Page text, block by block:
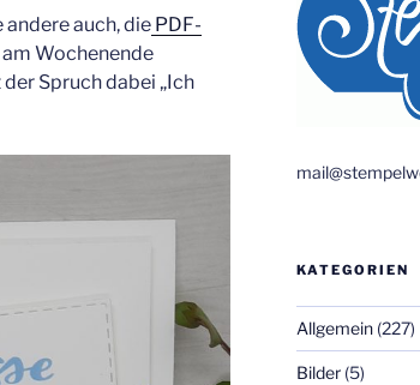
andere auch, die PDF-
Wochenende
Spruch dabei „Ich
KATEGORIEN
Allgemein(227)
Bilder(5)